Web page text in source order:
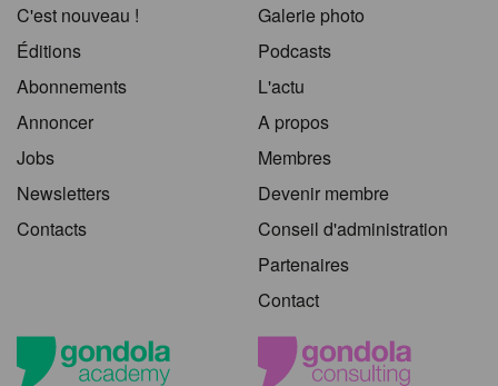
C'est nouveau !
Éditions
Abonnements
Annoncer
Jobs
Newsletters
Contacts
Galerie photo
Podcasts
L'actu
A propos
Membres
Devenir membre
Conseil d'administration
Partenaires
Contact